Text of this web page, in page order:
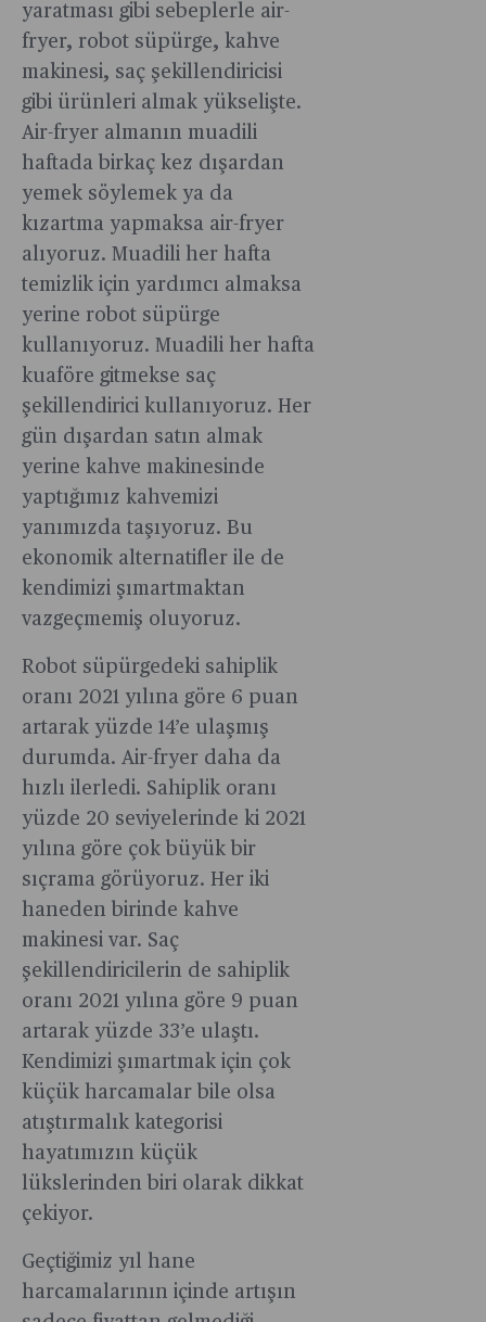
yaratması gibi sebeplerle air-
fryer, robot süpürge, kahve
makinesi, saç şekillendiricisi
gibi ürünleri almak yükselişte.
Air-fryer almanın muadili
haftada birkaç kez dışardan
yemek söylemek ya da
kızartma yapmaksa air-fryer
alıyoruz. Muadili her hafta
temizlik için yardımcı almaksa
yerine robot süpürge
kullanıyoruz. Muadili her hafta
kuaföre gitmekse saç
şekillendirici kullanıyoruz. Her
gün dışardan satın almak
yerine kahve makinesinde
yaptığımız kahvemizi
yanımızda taşıyoruz. Bu
ekonomik alternatifler ile de
kendimizi şımartmaktan
vazgeçmemiş oluyoruz.
Robot süpürgedeki sahiplik
oranı 2021 yılına göre 6 puan
artarak yüzde 14’e ulaşmış
durumda. Air-fryer daha da
hızlı ilerledi. Sahiplik oranı
yüzde 20 seviyelerinde ki 2021
yılına göre çok büyük bir
sıçrama görüyoruz. Her iki
haneden birinde kahve
makinesi var. Saç
şekillendiricilerin de sahiplik
oranı 2021 yılına göre 9 puan
artarak yüzde 33’e ulaştı.
Kendimizi şımartmak için çok
küçük harcamalar bile olsa
atıştırmalık kategorisi
hayatımızın küçük
lükslerinden biri olarak dikkat
çekiyor.
Geçtiğimiz yıl hane
harcamalarının içinde artışın